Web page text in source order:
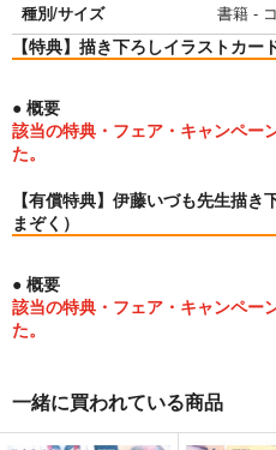
種別/サイズ
書籍 -
【特典】描き下ろしイラストカ
● 概要
該当の特典・フェア・キャンペー
た。
【有償特典】伊藤いづも先生描
まぞく）
● 概要
該当の特典・フェア・キャンペー
た。
一緒に買われている商品